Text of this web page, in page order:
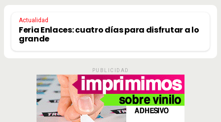
Actualidad
Feria Enlaces: cuatro días para disfrutar a lo
grande
PUBLICIDAD